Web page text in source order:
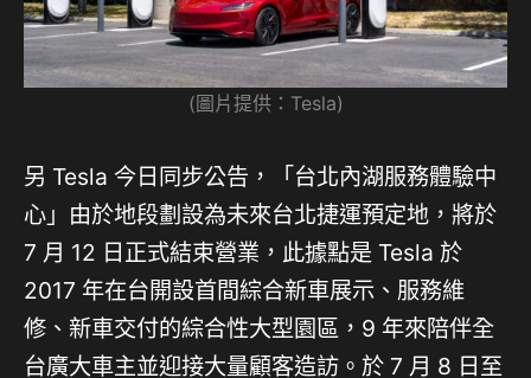
(圖片提供：Tesla)
另 Tesla 今日同步公告，「台北內湖服務體驗中
心」由於地段劃設為未來台北捷運預定地，將於
7 月 12 日正式結束營業，此據點是 Tesla 於
2017 年在台開設首間綜合新車展示、服務維
修、新車交付的綜合性大型園區，9 年來陪伴全
台廣大車主並迎接大量顧客造訪。於 7 月 8 日至